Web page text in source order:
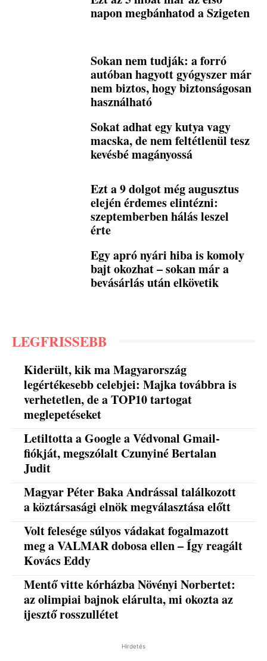
napon megbánhatod a Szigeten
Sokan nem tudják: a forró
autóban hagyott gyógyszer már
nem biztos, hogy biztonságosan
használható
Sokat adhat egy kutya vagy
macska, de nem feltétlenül tesz
kevésbé magányossá
Ezt a 9 dolgot még augusztus
elején érdemes elintézni:
szeptemberben hálás leszel
érte
Egy apró nyári hiba is komoly
bajt okozhat – sokan már a
bevásárlás után elkövetik
LEGFRISSEBB
Kiderült, kik ma Magyarország
legértékesebb celebjei: Majka továbbra is
verhetetlen, de a TOP10 tartogat
meglepetéseket
Letiltotta a Google a Védvonal Gmail-
fiókját, megszólalt Czunyiné Bertalan
Judit
Magyar Péter Baka Andrással találkozott
a köztársasági elnök megválasztása előtt
Volt felesége súlyos vádakat fogalmazott
meg a VALMAR dobosa ellen – Így reagált
Kovács Eddy
Mentő vitte kórházba Növényi Norbertet:
az olimpiai bajnok elárulta, mi okozta az
ijesztő rosszullétet
Hirdetés